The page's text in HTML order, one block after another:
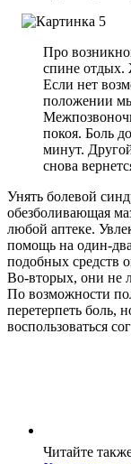
Про
спине отдых.
Если нет
положении
покоя. Боль
минут.
снова
Унять болевой
обезболивающая
любой аптеке.
помощь на один-
подобных средств
Во-вторых, они не
По возможности
перетерпеть боль,
воспользоваться
Читайте